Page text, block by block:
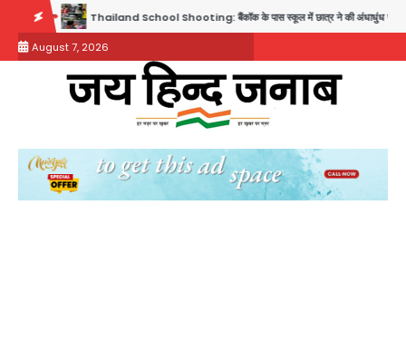
content
Thailand School Shooting: बैंकॉक के पास स्कूल में छात्र ने की अंधाधुंध फायरिंग, हमलावर
August 7, 2026